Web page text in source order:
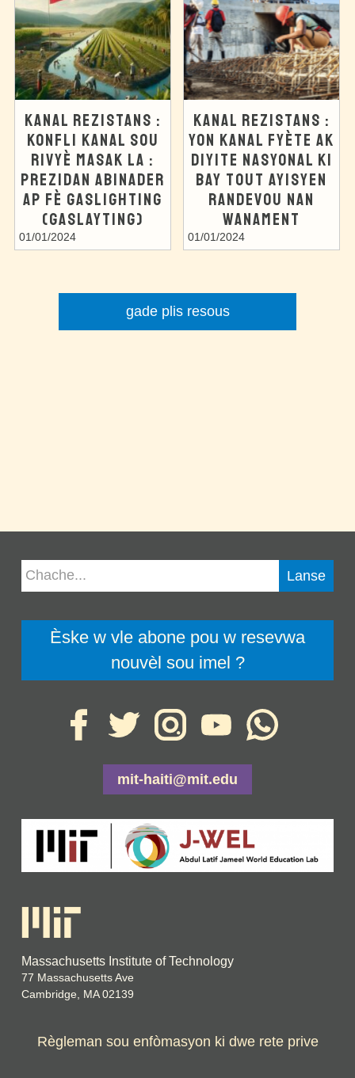
KANAL REZISTANS :
KONFLI KANAL SOU
RIVYÈ MASAK LA :
PREZIDAN ABINADER
AP FÈ GASLIGHTING
(GASLAYTING)
01/01/2024
KANAL REZISTANS :
YON KANAL FYÈTE AK
DIYITE NASYONAL KI
BAY TOUT AYISYEN
RANDEVOU NAN
WANAMENT
01/01/2024
gade plis resous
Èske w vle abone pou w resevwa
nouvèl sou imel ?
mit-haiti@mit.edu
Massachusetts Institute of Technology
77 Massachusetts Ave
Cambridge, MA 02139
Règleman sou enfòmasyon ki dwe rete prive